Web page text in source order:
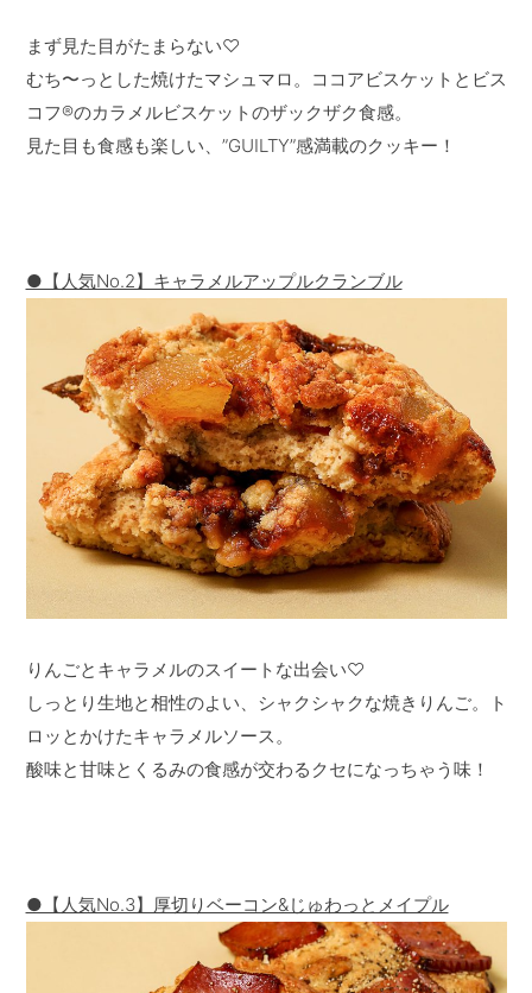
まず見た目がたまらない♡
むち〜っとした焼けたマシュマロ。ココアビスケットとビス
コフ®️のカラメルビスケットのザックザク食感。
見た目も食感も楽しい、”GUILTY”感満載のクッキー！
●【人気No.2】キャラメルアップルクランブル
りんごとキャラメルのスイートな出会い♡
しっとり生地と相性のよい、シャクシャクな焼きりんご。ト
ロッとかけたキャラメルソース。
酸味と甘味とくるみの食感が交わるクセになっちゃう味！
●【人気No.3】厚切りベーコン&じゅわっとメイプル